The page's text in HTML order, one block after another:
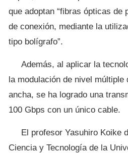
que adoptan “fibras ópticas de
de conexión, mediante la
tipo bolígrafo”.
Además, al aplicar la
la modulación de nivel múltiple
ancha, se ha logrado una
100 Gbps con un único cable.
El profesor Yasuhiro Koike
Ciencia y Tecnología de la